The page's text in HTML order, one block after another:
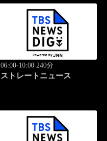
06:00-10:00 240分
ストレートニュース